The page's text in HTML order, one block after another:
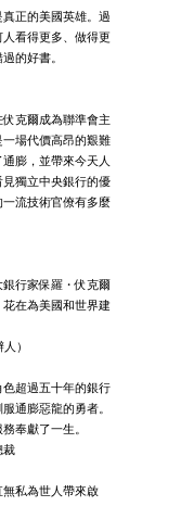
正的美國英雄。過
看得更多、做得更
的好書。
克爾成為聯準會主
場代價高昂的艱難
膨，並帶來今天人
獨立中央銀行的優
流技術官僚有多麼
銀行家保羅・伏克爾
在為美國和世界建
）
超過五十年的銀行
通膨惡龍的勇者。
奉獻了一生。
裁
私為世人帶來啟